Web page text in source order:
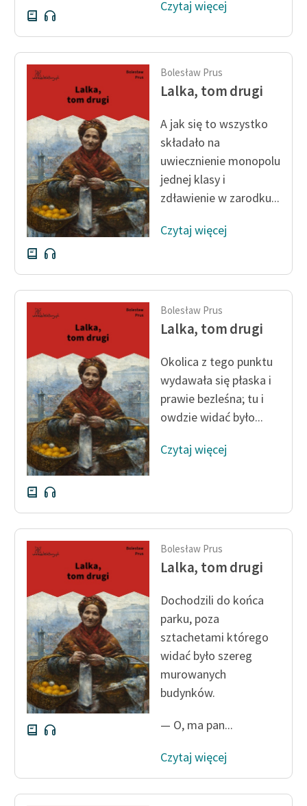
Deklaracja dostępności
Czytaj więcej
Bolesław Prus
Lalka, tom drugi
A jak się to wszystko
składało na
uwiecznienie monopolu
jednej klasy i
zdławienie w zarodku...
Czytaj więcej
Bolesław Prus
Lalka, tom drugi
Okolica z tego punktu
wydawała się płaska i
prawie bezleśna; tu i
owdzie widać było...
Czytaj więcej
Bolesław Prus
Lalka, tom drugi
Dochodzili do końca
parku, poza
sztachetami którego
widać było szereg
murowanych
budynków.
— O, ma pan...
Czytaj więcej